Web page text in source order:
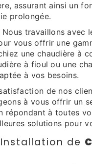
assurant ainsi un
prolongée.
Nous travaillons avec
vous offrir une
une chaudière à
à fioul ou une
à vos besoins.
de nos
à vous offrir un
répondant à toutes
solutions pour
de